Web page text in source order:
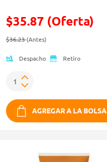
$35.87 (Oferta)
Precio reducido de
$36.23(Antes)(Oferta)
Despacho Retiro
AGREGAR A LA BOLSA